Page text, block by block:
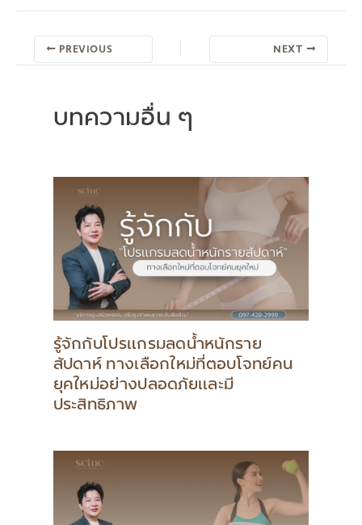
PREVIOUS NEXT
บทความอื่น ๆ
รู้จักกับโปรแกรมลดน้ำหนักราย
สัปดาห์ ทางเลือกใหม่ที่ตอบโจทย์คน
ยุคใหม่อย่างปลอดภัยและมี
ประสิทธิภาพ